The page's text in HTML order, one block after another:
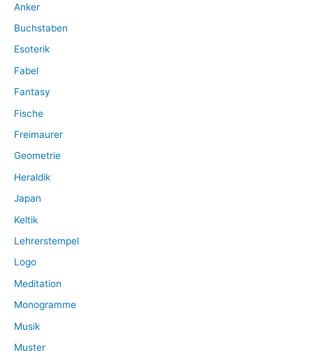
h
:
Anker
Buchstaben
Esoterik
Fabel
Fantasy
Fische
Freimaurer
Geometrie
Heraldik
Japan
Keltik
Lehrerstempel
Logo
Meditation
Monogramme
Musik
Muster